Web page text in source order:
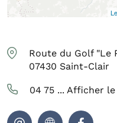
Route du Golf "Le
07430 Saint-Clair
04 75 ... Afficher